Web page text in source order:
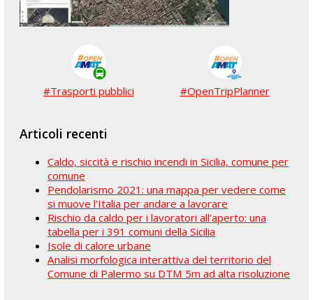
#Trasporti pubblici #OpenTripPlanner
Articoli recenti
Caldo, siccità e rischio incendi in Sicilia, comune per
comune
Pendolarismo 2021: una mappa per vedere come
si muove l’Italia per andare a lavorare
Rischio da caldo per i lavoratori all’aperto: una
tabella per i 391 comuni della Sicilia
Isole di calore urbane
Analisi morfologica interattiva del territorio del
Comune di Palermo su DTM 5m ad alta risoluzione